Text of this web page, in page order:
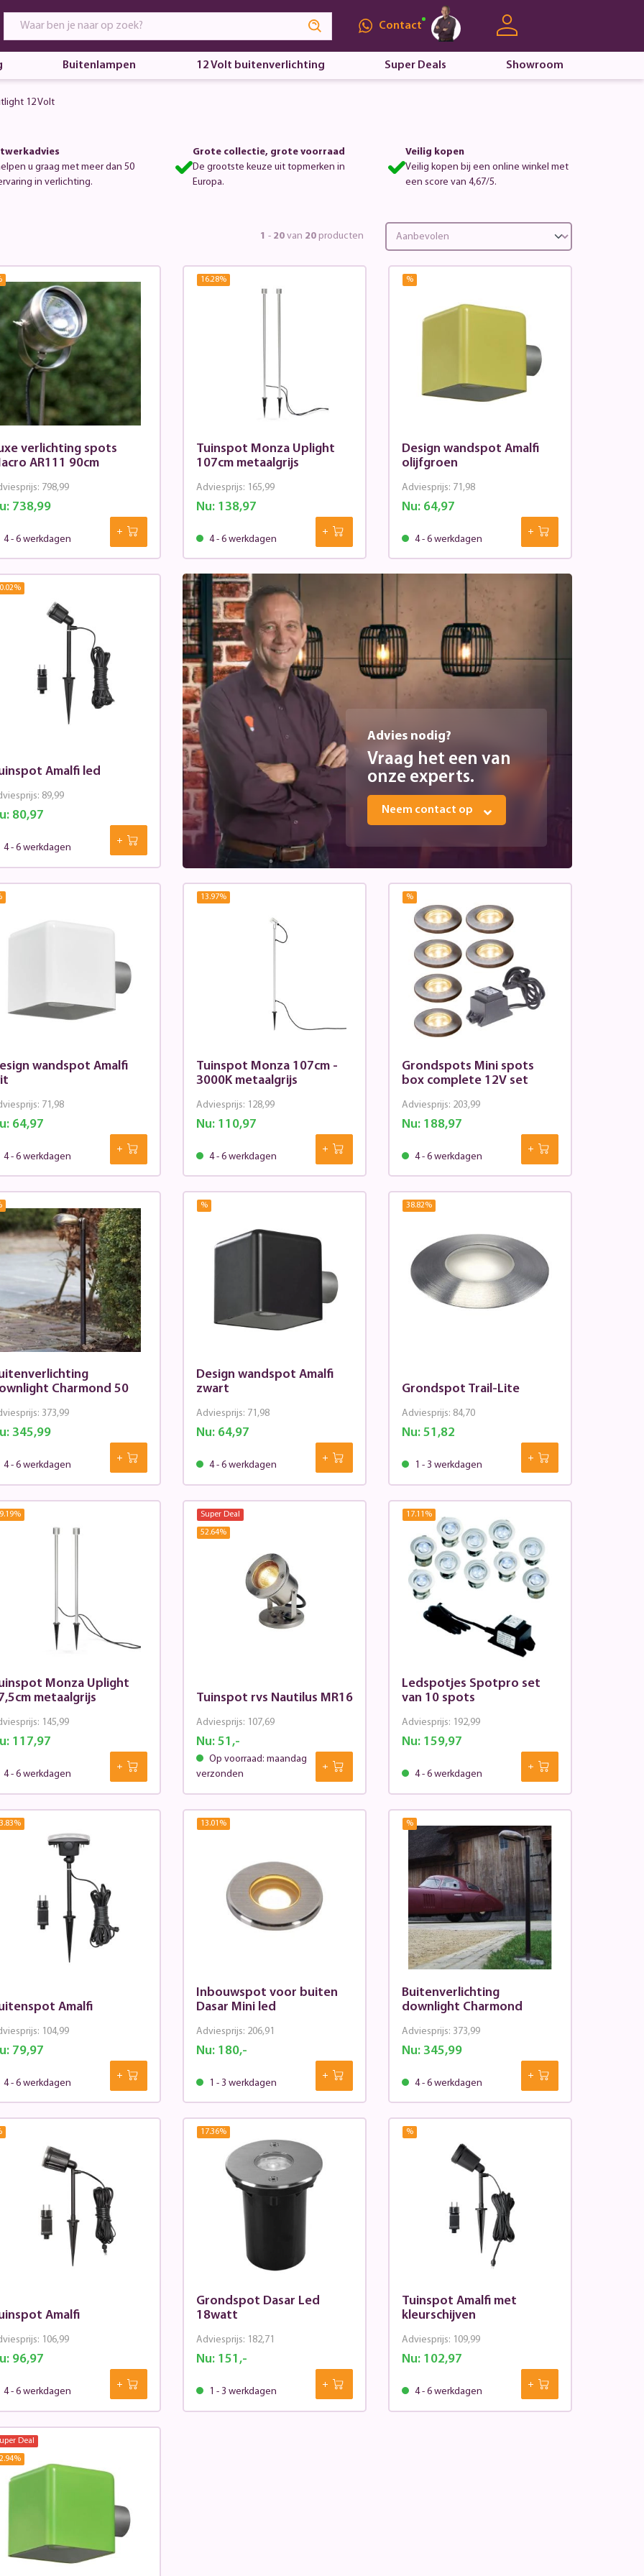
Contact
Buitenlampen 12 Volt buitenverlichting Super Deals Showroom
12 Volt
u graag met meer dan 50
in verlichting.
Grote collectie, grote voorraad
De grootste keuze uit topmerken in
Europa.
Veilig kopen
Veilig kopen bij een online winkel met
een score van 4,67/5.
1 - 20 van 20 producten
verlichting spots
AR111 90cm
738,99
798,99
4 - 6 werkdagen
16.28%
Tuinspot Monza Uplight
107cm metaalgrijs
Nu:138,97
Adviesprijs: 165,99
4 - 6 werkdagen
%
Design wandspot Amalfi
olijfgroen
Nu:64,97
Adviesprijs: 71,98
4 - 6 werkdagen
%
Amalfi led
80,97
89,99
4 - 6 werkdagen
Advies nodig?
Vraag het een van
onze experts.
Neem contact op
wandspot Amalfi
64,97
71,98
4 - 6 werkdagen
13.97%
Tuinspot Monza 107cm -
3000K metaalgrijs
Nu:110,97
Adviesprijs: 128,99
4 - 6 werkdagen
%
Grondspots Mini spots
box complete 12V set
Nu:188,97
Adviesprijs: 203,99
4 - 6 werkdagen
Charmond 50
345,99
373,99
4 - 6 werkdagen
%
Design wandspot Amalfi
zwart
Nu:64,97
Adviesprijs: 71,98
4 - 6 werkdagen
38.82%
Grondspot Trail-Lite
Nu:51,82
Adviesprijs: 84,70
1 - 3 werkdagen
%
Monza Uplight
metaalgrijs
117,97
145,99
4 - 6 werkdagen
Super Deal
52.64%
Tuinspot rvs Nautilus MR16
Nu:51,-
Adviesprijs: 107,69
Op voorraad: maandag
verzonden
17.11 %
Ledspotjes Spotpro set
van 10 spots
Nu:159,97
Adviesprijs: 192,99
4 - 6 werkdagen
%
Amalfi
79,97
104,99
4 - 6 werkdagen
13.01 %
Inbouwspot voor buiten
Dasar Mini led
Nu:180,-
Adviesprijs: 206,91
1 - 3 werkdagen
%
Buitenverlichting
downlight Charmond
Nu:345,99
Adviesprijs: 373,99
4 - 6 werkdagen
Amalfi
96,97
106,99
4 - 6 werkdagen
17.36%
Grondspot Dasar Led
18watt
Nu:151,-
Adviesprijs: 182,71
1 - 3 werkdagen
%
Tuinspot Amalfi met
kleurschijven
Nu:102,97
Adviesprijs: 109,99
4 - 6 werkdagen
Deal
%